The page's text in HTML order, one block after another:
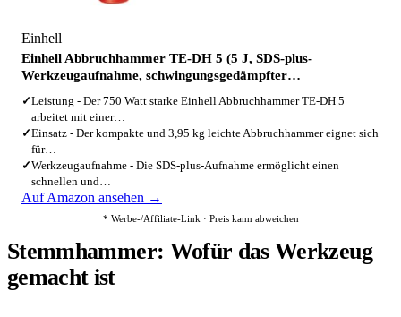
Einhell
Einhell Abbruchhammer TE-DH 5 (5 J, SDS-plus-
Werkzeugaufnahme, schwingungsgedämpfter…
✓Leistung - Der 750 Watt starke Einhell Abbruchhammer TE-DH 5
arbeitet mit einer…
✓Einsatz - Der kompakte und 3,95 kg leichte Abbruchhammer eignet sich
für…
✓Werkzeugaufnahme - Die SDS-plus-Aufnahme ermöglicht einen
schnellen und…
Auf Amazon ansehen →
* Werbe-/Affiliate-Link · Preis kann abweichen
Stemmhammer: Wofür das Werkzeug
gemacht ist